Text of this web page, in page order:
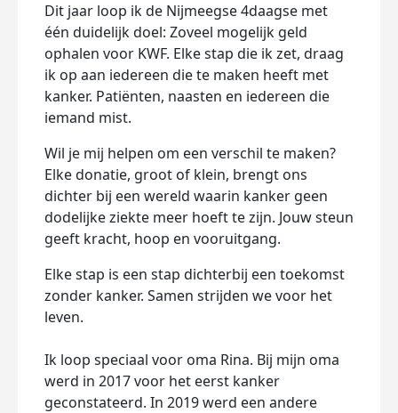
Dit jaar loop ik de Nijmeegse 4daagse met
één duidelijk doel: Zoveel mogelijk geld
ophalen voor KWF. Elke stap die ik zet, draag
ik op aan iedereen die te maken heeft met
kanker. Patiënten, naasten en iedereen die
iemand mist.
Wil je mij helpen om een verschil te maken?
Elke donatie, groot of klein, brengt ons
dichter bij een wereld waarin kanker geen
dodelijke ziekte meer hoeft te zijn. Jouw steun
geeft kracht, hoop en vooruitgang.
Elke stap is een stap dichterbij een toekomst
zonder kanker. Samen strijden we voor het
leven.
Ik loop speciaal voor oma Rina. Bij mijn oma
werd in 2017 voor het eerst kanker
geconstateerd. In 2019 werd een andere